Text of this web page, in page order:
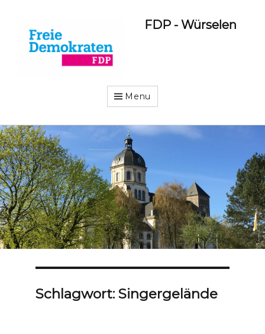
FDP - Würselen
Menu
Schlagwort: Singergelände